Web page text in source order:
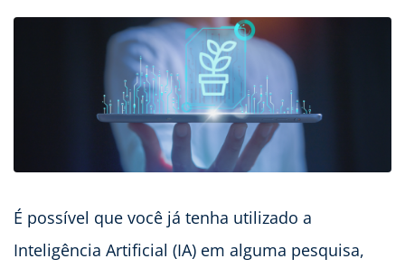
É possível que você já tenha utilizado a
Inteligência Artificial (IA) em alguma pesquisa,